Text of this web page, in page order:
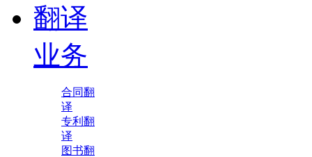
翻译
业务
合同翻
译
专利翻
译
图书翻